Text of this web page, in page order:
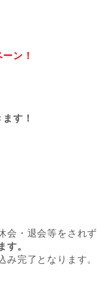
ン！
す！
会・退会等をされず
す。
完了となります。